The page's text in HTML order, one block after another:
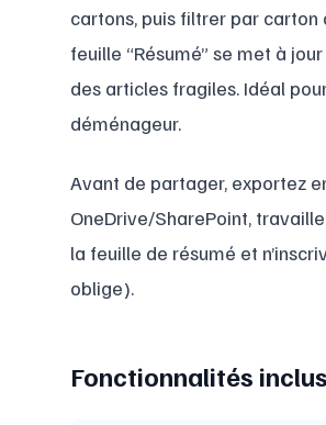
cartons, puis filtrer par
feuille “Résumé” se met à
des articles fragiles. Idéal
déménageur.
Avant de partager, exportez
OneDrive/SharePoint,
la feuille de résumé et
oblige).
Fonctionnalités